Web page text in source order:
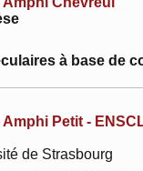
à base de
Amphi Petit -
de Strasbourg